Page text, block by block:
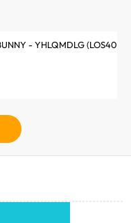
- YHLQMDLG (LOS40